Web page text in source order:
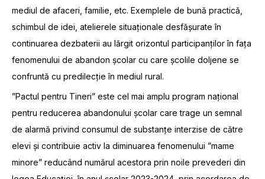
mediul de afaceri, familie, etc. Exemplele de bună practică,
schimbul de idei, atelierele situaționale desfășurate în
continuarea dezbaterii au lărgit orizontul participanților în fața
fenomenului de abandon școlar cu care școlile doljene se
confruntă cu predilecție în mediul rural.
”Pactul pentru Tineri” este cel mai amplu program național
pentru reducerea abandonului școlar care trage un semnal
de alarmă privind consumul de substanțe interzise de către
elevi și contribuie activ la diminuarea fenomenului ”mame
minore” reducând numărul acestora prin noile prevederi din